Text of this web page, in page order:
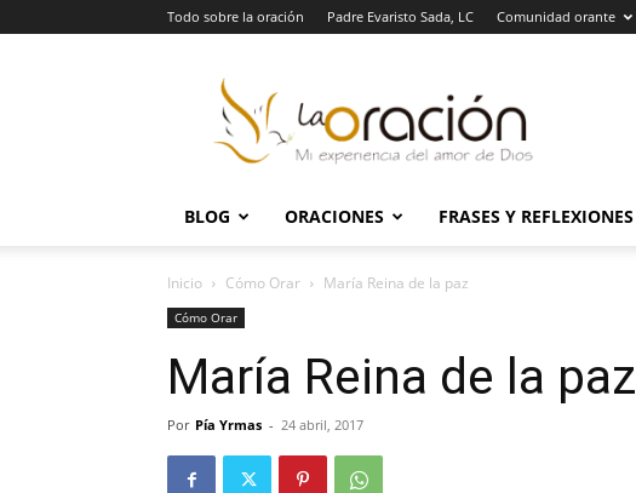
Todo sobre la oración Padre Evaristo Sada, LC Comunidad orante
Oración
BLOG ORACIONES FRASES Y REFLEXIONES
Inicio Cómo Orar María Reina de la paz
Cómo Orar
María Reina de la paz
Por Pía Yrmas - 24 abril, 2017